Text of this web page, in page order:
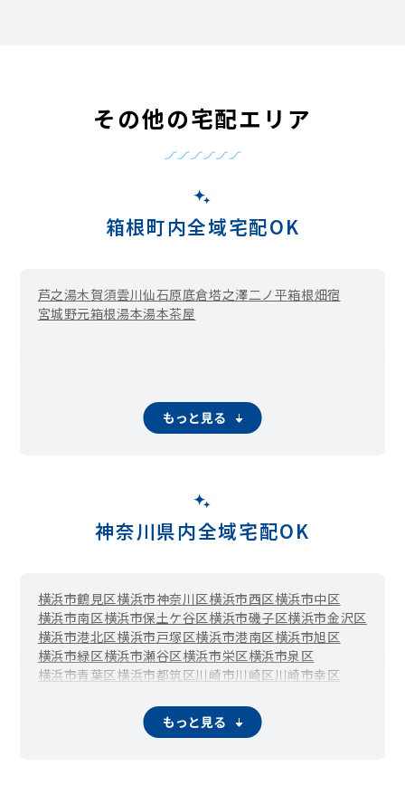
その他の宅配エリア
箱根町内全域宅配OK
芦之湯木賀須雲川仙石原底倉塔之澤二ノ平箱根畑宿
宮城野元箱根湯本湯本茶屋
もっと見る
神奈川県内全域宅配OK
横浜市鶴見区横浜市神奈川区横浜市西区横浜市中区
横浜市南区横浜市保土ケ谷区横浜市磯子区横浜市金沢区
横浜市港北区横浜市戸塚区横浜市港南区横浜市旭区
横浜市緑区横浜市瀬谷区横浜市栄区横浜市泉区
横浜市青葉区横浜市都筑区川崎市川崎区川崎市幸区
相模原市緑区（橋本）相模原市中央区
相模原市南区（相模大野）横須賀市 平塚市
もっと見る